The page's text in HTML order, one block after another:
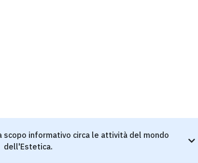
scopo informativo circa le attività del mondo
dell'Estetica.